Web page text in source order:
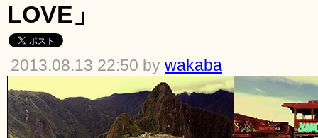
LOVE」
2013.08.13 22:50 by wakaba